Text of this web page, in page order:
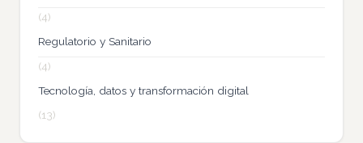
(4)
Regulatorio y Sanitario
(4)
Tecnología, datos y transformación digital
(13)